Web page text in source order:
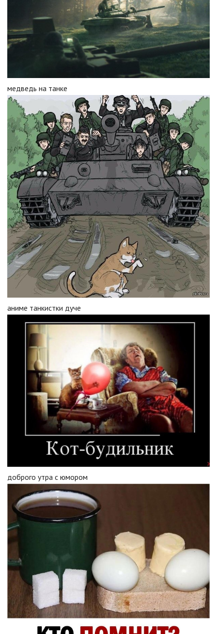
медведь на танке
аниме танкистки дуче
доброго утра с юмором